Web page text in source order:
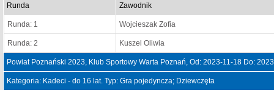
Runda Zawodnik
Runda: 1 Wojcieszak Zofia
Runda: 2 Kuszel Oliwia
Powiat Poznański 2023, Klub Sportowy Warta Poznań, Od: 2023-11-18 Do:
Kategoria: Kadeci - do 16 lat. Typ: Gra pojedyncza; Dziewczęta